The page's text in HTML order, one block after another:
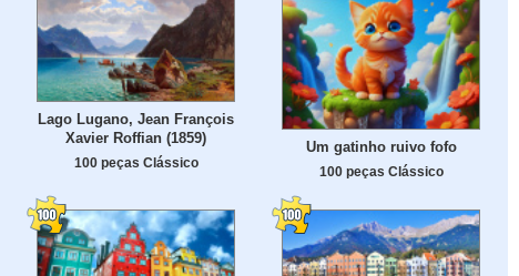
Lago Lugano, Jean François
Xavier Roffian (1859)
100 peças Clássico
Um gatinho ruivo fofo
100 peças Clássico